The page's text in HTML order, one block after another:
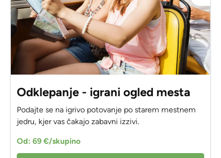
Odklepanje - igrani ogled mesta
Podajte se na igrivo potovanje po starem mestnem
jedru, kjer vas čakajo zabavni izzivi.
Od: 69 €/skupino